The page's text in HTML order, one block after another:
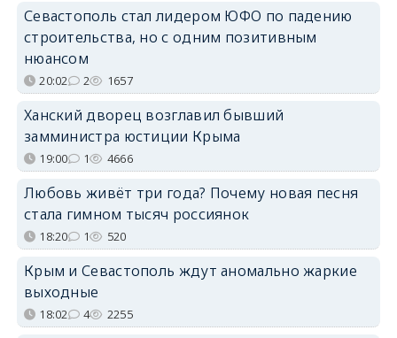
Севастополь стал лидером ЮФО по падению
строительства, но с одним позитивным
нюансом
20:02 2 1657
Ханский дворец возглавил бывший
замминистра юстиции Крыма
19:00 1 4666
Любовь живёт три года? Почему новая песня
стала гимном тысяч россиянок
18:20 1 520
Крым и Севастополь ждут аномально жаркие
выходные
18:02 4 2255